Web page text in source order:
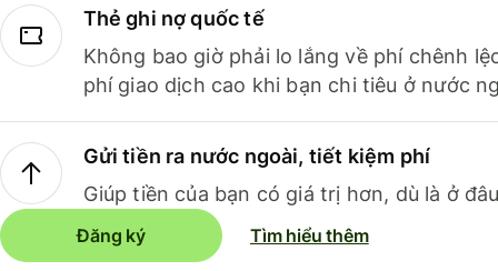
Thẻ ghi nợ quốc tế
Không bao giờ phải lo lắng về phí chênh
phí giao dịch cao khi bạn chi tiêu ở nước
Gửi tiền ra nước ngoài, tiết kiệm phí
Giúp tiền của bạn có giá trị hơn, dù là ở
Đăng ký Tìm hiểu thêm